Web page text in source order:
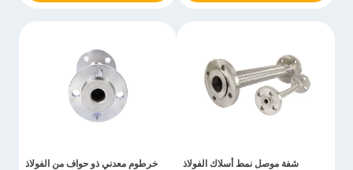
شفة موصل نمط أسلاك الفولاذ
خرطوم معدني ذو حواف من الفولاذ